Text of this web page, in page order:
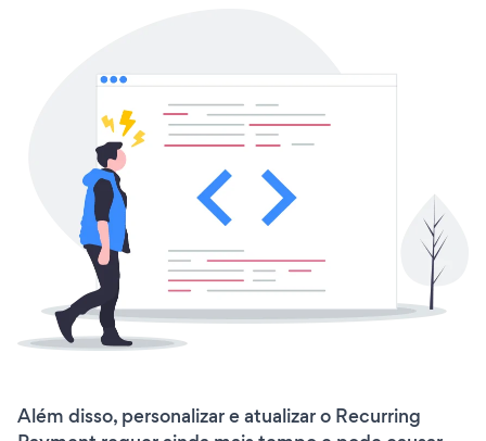
Além disso, personalizar e atualizar o Recurring